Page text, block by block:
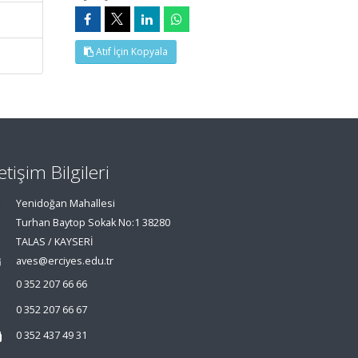
Atıf İçin Kopyala
Bilgileri
Yenidoğan Mahallesi
Turhan Baytop Sokak No:1 38280
TALAS / KAYSERİ
aves@erciyes.edu.tr
0 352 207 66 66
0 352 207 66 67
0 352 437 49 31